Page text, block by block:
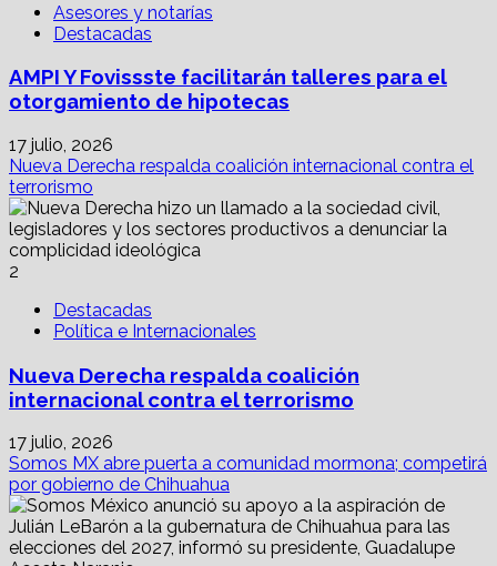
Asesores y notarías
Destacadas
AMPI Y Fovissste facilitarán talleres para el
otorgamiento de hipotecas
17 julio, 2026
Nueva Derecha respalda coalición internacional contra el
terrorismo
2
Destacadas
Política e Internacionales
Nueva Derecha respalda coalición
internacional contra el terrorismo
17 julio, 2026
Somos MX abre puerta a comunidad mormona; competirá
por gobierno de Chihuahua